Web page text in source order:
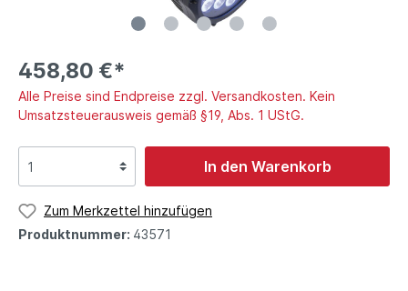
458,80 €*
Alle Preise sind Endpreise zzgl. Versandkosten. Kein
Umsatzsteuerausweis gemäß §19, Abs. 1 UStG.
In den Warenkorb
Zum Merkzettel hinzufügen
Produktnummer: 43571